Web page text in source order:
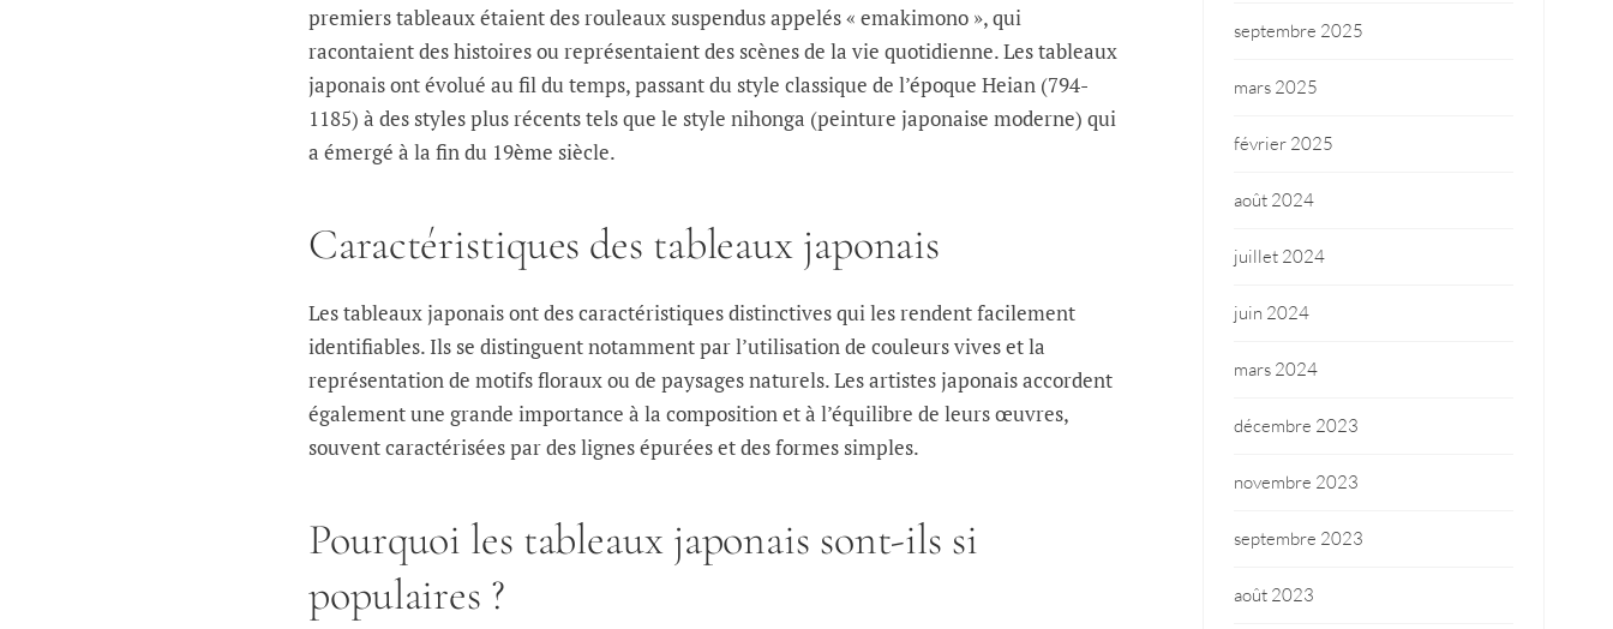
premiers tableaux étaient des rouleaux suspendus appelés « emakimono », qui
racontaient des histoires ou représentaient des scènes de la vie quotidienne. Les tableaux
japonais ont évolué au fil du temps, passant du style classique de l’époque Heian (794-
1185) à des styles plus récents tels que le style nihonga (peinture japonaise moderne) qui
a émergé à la fin du 19ème siècle.
Caractéristiques des tableaux japonais
Les tableaux japonais ont des caractéristiques distinctives qui les rendent facilement
identifiables. Ils se distinguent notamment par l’utilisation de couleurs vives et la
représentation de motifs floraux ou de paysages naturels. Les artistes japonais accordent
également une grande importance à la composition et à l’équilibre de leurs œuvres,
souvent caractérisées par des lignes épurées et des formes simples.
Pourquoi les tableaux japonais sont-ils si
populaires ?
septembre 2025
mars 2025
février 2025
août 2024
juillet 2024
juin 2024
mars 2024
décembre 2023
novembre 2023
septembre 2023
août 2023